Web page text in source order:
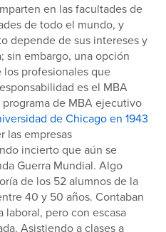
en las facultades de
de todo el mundo, y
depende de sus intereses y
sin embargo, una opción
los profesionales que
es el MBA
de MBA ejecutivo
de Chicago en 1943
las empresas
incierto que aún se
Guerra Mundial. Algo
de los 52 alumnos de la
40 y 50 años. Contaban
laboral, pero con escasa
Asistiendo a clases a